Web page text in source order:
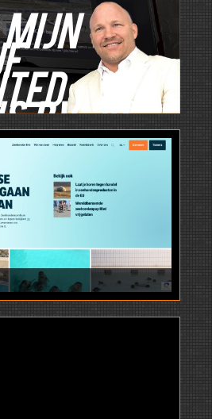
BV 30
en
van
de
in
weten de